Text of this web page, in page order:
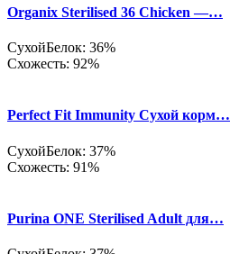
Organix Sterilised 36 Chicken —…
СухойБелок: 36%
Схожесть: 92%
Perfect Fit Immunity Сухой корм…
СухойБелок: 37%
Схожесть: 91%
Purina ONE Sterilised Adult для…